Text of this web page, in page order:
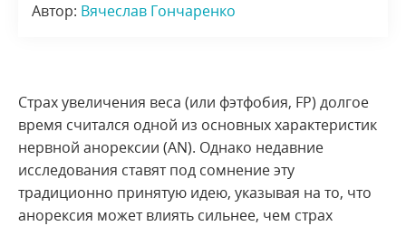
Автор: Вячеслав Гончаренко
Страх увеличения веса (или фэтфобия, FP) долгое
время считался одной из основных характеристик
нервной анорексии (AN). Однако недавние
исследования ставят под сомнение эту
традиционно принятую идею, указывая на то, что
анорексия может влиять сильнее, чем страх